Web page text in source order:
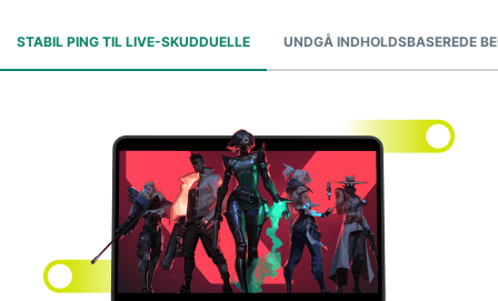
STABIL PING TIL LIVE-SKUDDUELLE UNDGÅ INDHOLDSBASEREDE